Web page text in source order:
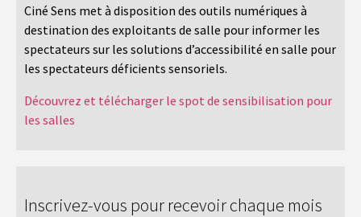
Ciné Sens met à disposition des outils numériques à
destination des exploitants de salle pour informer les
spectateurs sur les solutions d’accessibilité en salle pour
les spectateurs déficients sensoriels.
Découvrez et télécharger le spot de sensibilisation pour
les salles
Inscrivez-vous pour recevoir chaque mois